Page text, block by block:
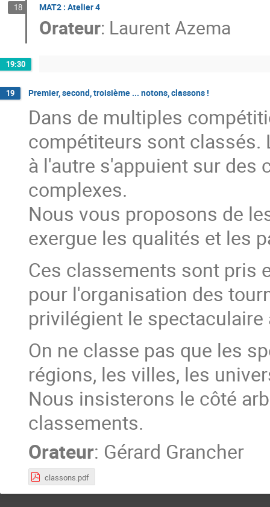
18 MAT2 : Atelier 4
Orateur: Laurent Azema
19:30
19 Premier, second, troisième ... notons, classons !
Dans de multiples
compétiteurs sont classés.
à l'autre s'appuient sur
complexes.
Nous vous proposons de
exergue les qualités et les
Ces classements sont pris
pour l'organisation des
privilégient le spectaculaire
On ne classe pas que les
régions, les villes, les
Nous insisterons le côté
classements.
Orateur: Gérard Grancher
classons.pdf